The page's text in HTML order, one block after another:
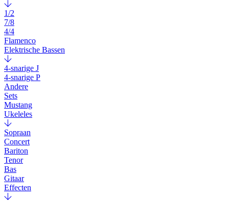
1/2
7/8
4/4
Flamenco
Elektrische Bassen
4-snarige J
4-snarige P
Andere
Sets
Mustang
Ukeleles
Sopraan
Concert
Bariton
Tenor
Bas
Gitaar
Effecten